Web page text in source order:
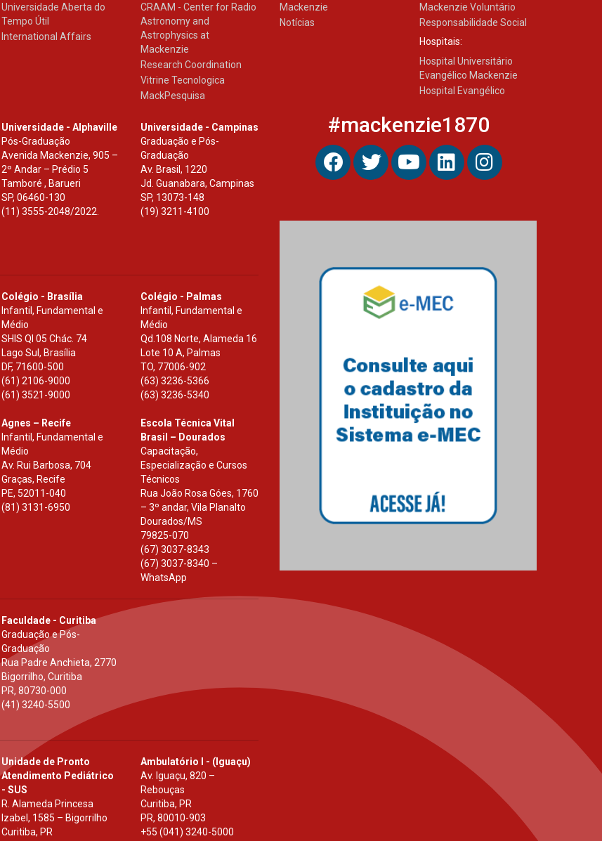
Universidade Aberta do
Tempo Útil
International Affairs
CRAAM - Center for Radio
Astronomy and
Astrophysics at
Mackenzie
Research Coordination
Vitrine Tecnologica
MackPesquisa
Mackenzie
Notícias
Mackenzie Voluntário
Responsabilidade Social
Hospitais:
Hospital Universitário
Evangélico Mackenzie
Hospital Evangélico
Universidade - Alphaville
Pós-Graduação
Avenida Mackenzie, 905 –
2º Andar – Prédio 5
Tamboré , Barueri
SP, 06460-130
(11) 3555-2048/2022.
Universidade - Campinas
Graduação e Pós-
Graduação
Av. Brasil, 1220
Jd. Guanabara, Campinas
SP, 13073-148
(19) 3211-4100
Colégio - Brasília
Infantil, Fundamental e
Médio
SHIS Ql 05 Chác. 74
Lago Sul, Brasília
DF, 71600-500
(61) 2106-9000
(61) 3521-9000
Colégio - Palmas
Infantil, Fundamental e
Médio
Qd.108 Norte, Alameda 16
Lote 10 A, Palmas
TO, 77006-902
(63) 3236-5366
(63) 3236-5340
Agnes – Recife
Infantil, Fundamental e
Médio
Av. Rui Barbosa, 704
Graças, Recife
PE, 52011-040
(81) 3131-6950
Escola Técnica Vital
Brasil – Dourados
Capacitação,
Especialização e Cursos
Técnicos
Rua João Rosa Góes, 1760
– 3º andar, Vila Planalto
Dourados/MS
79825-070
(67) 3037-8343
(67) 3037-8340 –
WhatsApp
Faculdade - Curitiba
Graduação e Pós-
Graduação
Rua Padre Anchieta, 2770
Bigorrilho, Curitiba
PR, 80730-000
(41) 3240-5500
Unidade de Pronto
Atendimento Pediátrico
- SUS
R. Alameda Princesa
Izabel, 1585 – Bigorrilho
Curitiba, PR
Ambulatório I - (Iguaçu)
Av. Iguaçu, 820 –
Rebouças
Curitiba, PR
PR, 80010-903
+55 (041) 3240-5000
#mackenzie1870